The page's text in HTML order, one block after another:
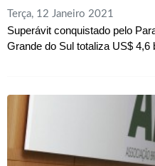
Terça, 12 Janeiro 2021
Superávit conquistado pelo
Grande do Sul totaliza US$ 4,6